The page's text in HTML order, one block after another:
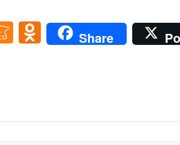
M O
Share